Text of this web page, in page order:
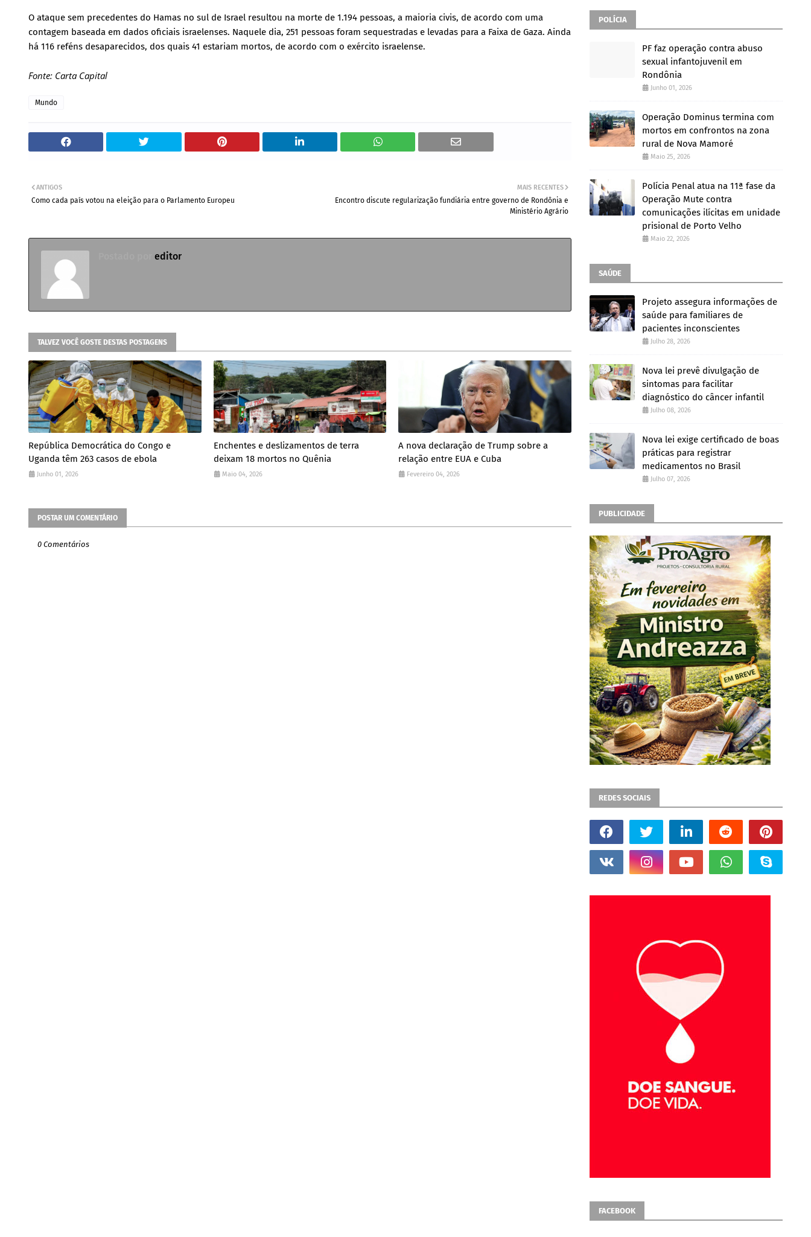
O ataque sem precedentes do Hamas no sul de Israel resultou na morte de 1.194 pessoas, a maioria civis, de acordo com uma
contagem baseada em dados oficiais israelenses. Naquele dia, 251 pessoas foram sequestradas e levadas para a Faixa de Gaza. Ainda
há 116 reféns desaparecidos, dos quais 41 estariam mortos, de acordo com o exército israelense.
Fonte: Carta Capital
Mundo
MAIS RECENTES
Encontro discute regularização fundiária entre governo de Rondônia e
Ministério Agrário
ANTIGOS
Como cada país votou na eleição para o Parlamento Europeu
editor
TALVEZ VOCÊ GOSTE DESTAS POSTAGENS
República Democrática do Congo e
Uganda têm 263 casos de ebola
Junho 01, 2026
Enchentes e deslizamentos de terra
deixam 18 mortos no Quênia
Maio 04, 2026
A nova declaração de Trump sobre a
relação entre EUA e Cuba
Fevereiro 04, 2026
POSTAR UM COMENTÁRIO
0 Comentários
POLÍCIA
PF faz operação contra abuso
sexual infantojuvenil em
Rondônia
Junho 01, 2026
Operação Dominus termina com
mortos em confrontos na zona
rural de Nova Mamoré
Maio 25, 2026
Polícia Penal atua na 11ª fase da
Operação Mute contra
comunicações ilícitas em unidade
prisional de Porto Velho
Maio 22, 2026
SAÚDE
Projeto assegura informações de
saúde para familiares de
pacientes inconscientes
Julho 28, 2026
Nova lei prevê divulgação de
sintomas para facilitar
diagnóstico do câncer infantil
Julho 08, 2026
Nova lei exige certificado de boas
práticas para registrar
medicamentos no Brasil
Julho 07, 2026
PUBLICIDADE
REDES SOCIAIS
FACEBOOK